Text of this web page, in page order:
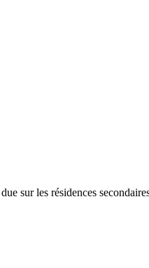
sur les résidences